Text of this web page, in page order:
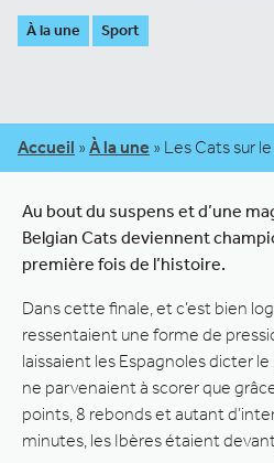
À la une Sport
Accueil » À la une » Les Cats sur
Au bout du suspens et d’une
Belgian Cats deviennent
première fois de l’histoire.
Dans cette finale, et c’est bien
ressentaient une forme de
laissaient les Espagnoles dicter
ne parvenaient à scorer que
points, 8 rebonds et autant
minutes, les Ibères étaient